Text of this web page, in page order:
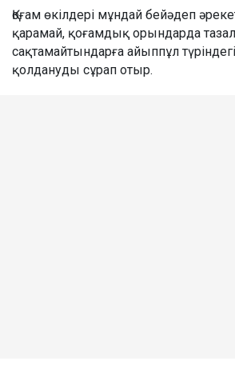
Қоғам өкілдері мұндай бейәдеп
қарамай, қоғамдық орындарда
сақтамайтындарға айыппұл
қолдануды сұрап отыр.